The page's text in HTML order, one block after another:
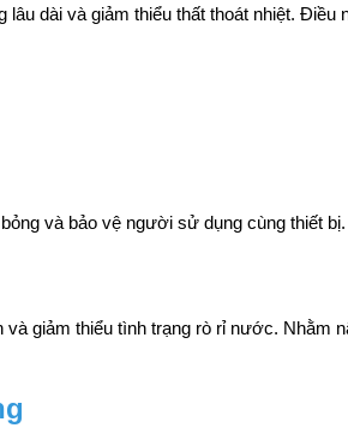
dài và giảm thiểu thất thoát nhiệt.
và bảo vệ người sử dụng cùng thiết bị.
giảm thiểu tình trạng rò rỉ nước. Nhằm